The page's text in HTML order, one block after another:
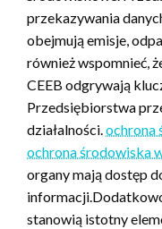
przekazywania
obejmują emisje,
również wspomnieć,
CEEB odgrywają
Przedsiębiorstwa
działalności. ochrona
ochrona środowiska
organy mają dostęp
stanowią istotny